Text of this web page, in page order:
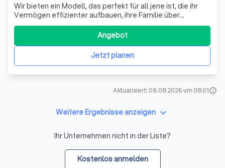
Wir bieten ein Modell, das perfekt für all jene ist, die ihr
Vermögen effizienter aufbauen, ihre Familie über
Generationen hinweg finanziell absichern und
wirtschaftliche Risiken minimieren möchten. Unser Modell
ist ideal für gutverdienende Sportler, kreative Künstler,
talentierte Freiberufler und rJetzt planen
Angebot
Aktualisiert: 09.08.2026 um 08:01info
Weitere Ergebnisse anzeigen keyboard_arrow_down
Ihr Unternehmen nicht in der Liste?
Kostenlos anmelden